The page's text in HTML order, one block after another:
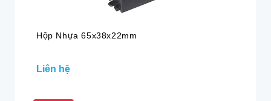
Hộp Nhựa 65x38x22mm
Liên hệ